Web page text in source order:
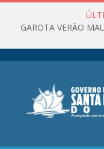
GAROTA VERÃO